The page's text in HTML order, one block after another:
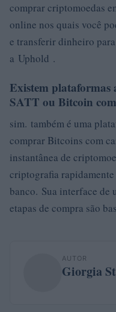
comprar criptomoedas
online nos quais você
e transferir dinheiro
a Uphold .
Existem
SATT ou Bitcoin
sim. também é uma
comprar Bitcoins com
instantânea de
criptografia
banco. Sua interface de
etapas de compra são
AUTOR
Giorgia